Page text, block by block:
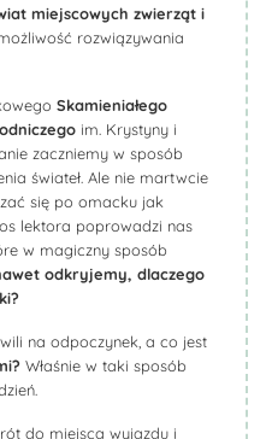
miejscowych zwierząt i
rozwiązywania
Skamieniałego
im. Krystyny i
zaczniemy w sposób
świateł. Ale nie martwcie
się po omacku jak
lektora poprowadzi nas
w magiczny sposób
odkryjemy, dlaczego
na odpoczynek, a co jest
Właśnie w taki sposób
do miejsca wyjazdu i